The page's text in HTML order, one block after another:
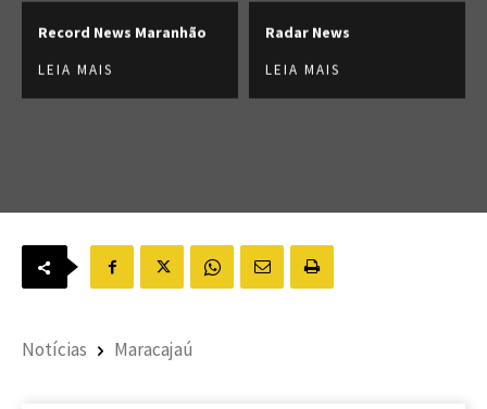
Record News Maranhão
LEIA MAIS
Radar News
LEIA MAIS
Notícias Maracajaú